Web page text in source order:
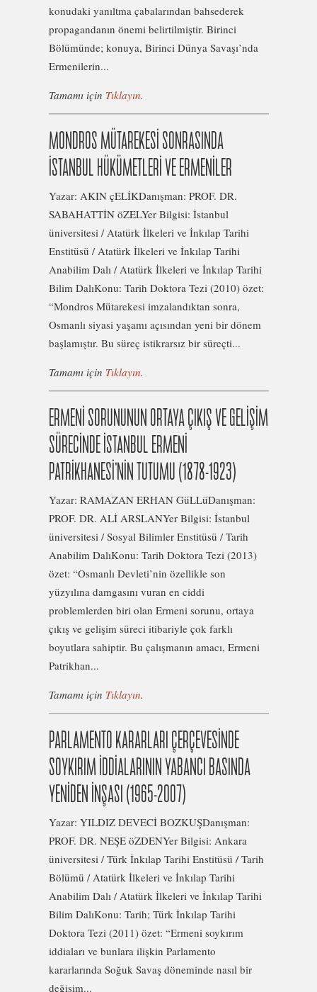
konudaki yanıltma çabalarından bahsederek
propagandanın önemi belirtilmiştir. Birinci
Bölümünde; konuya, Birinci Dünya Savaşı’nda
Ermenilerin...
Tamamı için Tıklayın.
MONDROS MÜTAREKESİ SONRASINDA
İSTANBUL HÜKÜMETLERİ VE ERMENİLER
Yazar: AKIN çELİKDanışman: PROF. DR.
SABAHATTİN öZELYer Bilgisi: İstanbul
üniversitesi / Atatürk İlkeleri ve İnkılap Tarihi
Enstitüsü / Atatürk İlkeleri ve İnkılap Tarihi
Anabilim Dalı / Atatürk İlkeleri ve İnkılap Tarihi
Bilim DalıKonu: Tarih Doktora Tezi (2010) özet:
“Mondros Mütarekesi imzalandıktan sonra,
Osmanlı siyasi yaşamı açısından yeni bir dönem
başlamıştır. Bu süreç istikrarsız bir süreçti...
Tamamı için Tıklayın.
ERMENİ SORUNUNUN ORTAYA ÇIKIŞ VE GELİŞİM
SÜRECİNDE İSTANBUL ERMENİ
PATRİKHANESİ’NİN TUTUMU (1878-1923)
Yazar: RAMAZAN ERHAN GüLLüDanışman:
PROF. DR. ALİ ARSLANYer Bilgisi: İstanbul
üniversitesi / Sosyal Bilimler Enstitüsü / Tarih
Anabilim DalıKonu: Tarih Doktora Tezi (2013)
özet: “Osmanlı Devleti’nin özellikle son
yüzyılına damgasını vuran en ciddi
problemlerden biri olan Ermeni sorunu, ortaya
çıkış ve gelişim süreci itibariyle çok farklı
boyutlara sahiptir. Bu çalışmanın amacı, Ermeni
Patrikhan...
Tamamı için Tıklayın.
PARLAMENTO KARARLARI ÇERÇEVESİNDE
SOYKIRIM İDDİALARININ YABANCI BASINDA
YENİDEN İNŞASI (1965-2007)
Yazar: YILDIZ DEVECİ BOZKUŞDanışman:
PROF. DR. NEŞE öZDENYer Bilgisi: Ankara
üniversitesi / Türk İnkılap Tarihi Enstitüsü / Tarih
Bölümü / Atatürk İlkeleri ve İnkılap Tarihi
Anabilim Dalı / Atatürk İlkeleri ve İnkılap Tarihi
Bilim DalıKonu: Tarih; Türk İnkılap Tarihi
Doktora Tezi (2011) özet: “Ermeni soykırım
iddiaları ve bunlara ilişkin Parlamento
kararlarında Soğuk Savaş döneminde nasıl bir
değişim...